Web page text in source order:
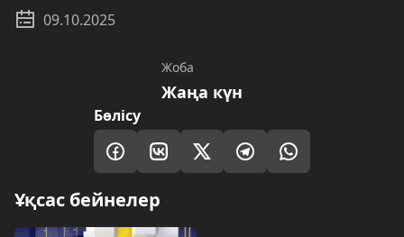
09.10.2025
Жоба
Жаңа күн
Бөлісу
Ұқсас бейнелер